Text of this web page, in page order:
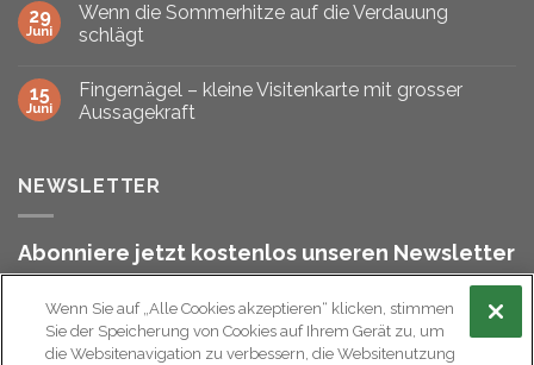
29
Juni
Wenn die Sommerhitze auf die Verdauung
schlägt
15
Juni
Fingernägel – kleine Visitenkarte mit grosser
Aussagekraft
NEWSLETTER
Abonniere jetzt kostenlos unseren Newsletter
Wenn Sie auf „Alle Cookies akzeptieren“ klicken, stimmen
Sie der Speicherung von Cookies auf Ihrem Gerät zu, um
die Websitenavigation zu verbessern, die Websitenutzung